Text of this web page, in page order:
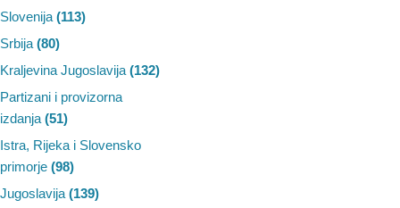
Slovenija (113)
Srbija (80)
Kraljevina Jugoslavija (132)
Partizani i provizorna
izdanja (51)
Istra, Rijeka i Slovensko
primorje (98)
Jugoslavija (139)